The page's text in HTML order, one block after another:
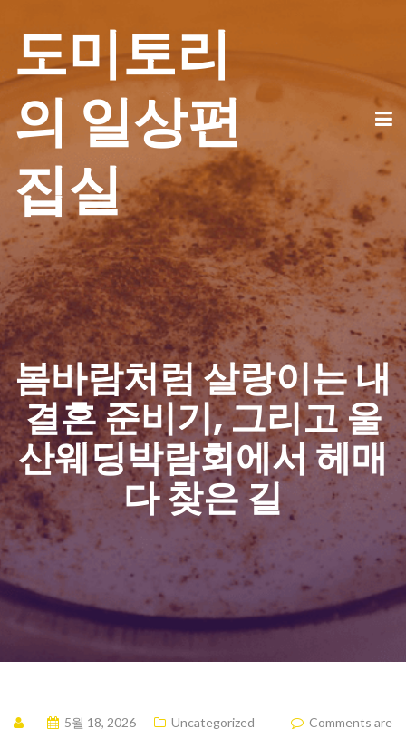
도미토리
의 일상편
집실
봄바람처럼 살랑이는 내
결혼 준비기, 그리고 울
산웨딩박람회에서 헤매
다 찾은 길
5월 18, 2026 Uncategorized
Comments are